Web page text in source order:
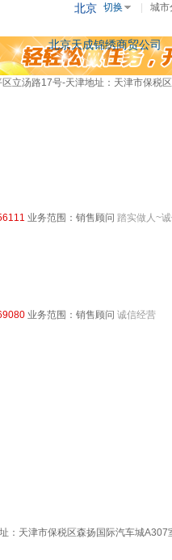
北京 切换 城市
北京天成锦绣商贸公司
立汤路17号-天津地址：天津市保税
业务范围：销售顾问 踏实做人~
业务范围：销售顾问 诚信经营
：天津市保税区森扬国际汽车城A307